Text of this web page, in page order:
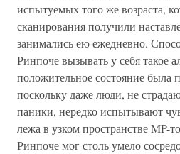
испытуемых того же возраста,
сканирования получили
занимались ею ежедневно.
Ринпоче вызывать у себя такое
положительное состояние была
поскольку даже люди, не
паники, нередко испытывают
лежа в узком пространстве MP-
Ринпоче мог столь умело